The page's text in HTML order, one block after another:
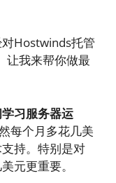
Hostwinds托管
让我来帮你做最
习服务器运
每个月多花几美
持。特别是对
元更重要。